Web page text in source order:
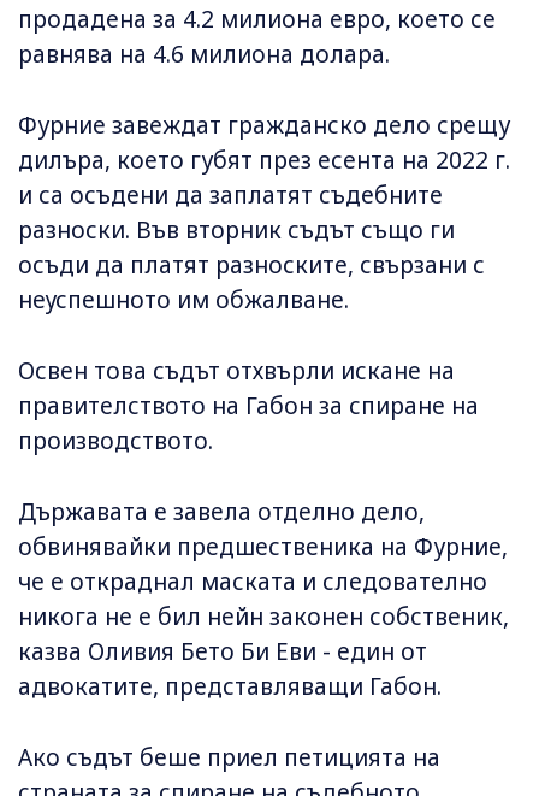
продадена за 4.2 милиона евро, което се
равнява на 4.6 милиона долара.
Фурние завеждат гражданско дело срещу
дилъра, което губят през есента на 2022 г.
и са осъдени да заплатят съдебните
разноски. Във вторник съдът също ги
осъди да платят разноските, свързани с
неуспешното им обжалване.
Освен това съдът отхвърли искане на
правителството на Габон за спиране на
производството.
Държавата е завела отделно дело,
обвинявайки предшественика на Фурние,
че е откраднал маската и следователно
никога не е бил нейн законен собственик,
казва Оливия Бето Би Еви - един от
адвокатите, представляващи Габон.
Ако съдът беше приел петицията на